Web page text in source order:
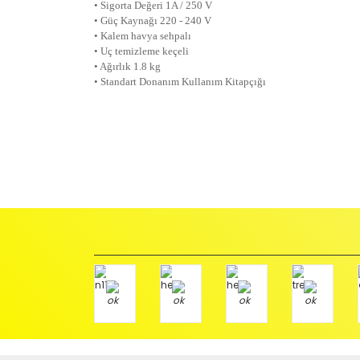
• Sigorta Değeri 1A / 250 V
• Güç Kaynağı 220 - 240 V
• Kalem havya sehpalı
• Uç temizleme keçeli
• Ağırlık 1.8 kg
• Standart Donanım Kullanım Kitapçığı
gerekir.
ödemeli olarak göndermenizi rica ederiz.
Antenci Elektronik San.Tic.Ltd.Şti.
Adres : Akıncılar Mh. Pancar Arkası Sk. No:10/B2 KARESİ /
Aras Kargo Anlaşma No : 152 294 193 1342